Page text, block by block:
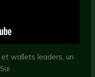
et wallets leaders, un